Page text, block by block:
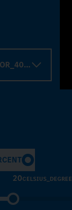
20CELSIUS_DEGREE